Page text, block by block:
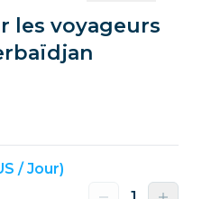
les voyageurs
/ Jour)